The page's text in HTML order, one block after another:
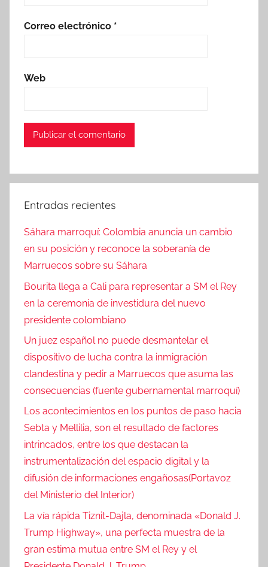
Correo electrónico *
Web
Entradas recientes
Sáhara marroquí: Colombia anuncia un cambio
en su posición y reconoce la soberanía de
Marruecos sobre su Sáhara
Bourita llega a Cali para representar a SM el Rey
en la ceremonia de investidura del nuevo
presidente colombiano
Un juez español no puede desmantelar el
dispositivo de lucha contra la inmigración
clandestina y pedir a Marruecos que asuma las
consecuencias (fuente gubernamental marroquí)
Los acontecimientos en los puntos de paso hacia
Sebta y Mellilia, son el resultado de factores
intrincados, entre los que destacan la
instrumentalización del espacio digital y la
difusión de informaciones engañosas(Portavoz
del Ministerio del Interior)
La vía rápida Tiznit-Dajla, denominada «Donald J.
Trump Highway», una perfecta muestra de la
gran estima mutua entre SM el Rey y el